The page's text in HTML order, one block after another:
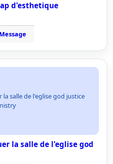
d'esthetique
salle de l'eglise god justice
la salle de l'eglise god